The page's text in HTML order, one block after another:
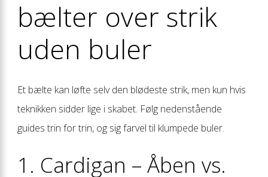
bælter over strik
uden buler
Et bælte kan løfte selv den blødeste strik, men kun hvis
teknikken sidder lige i skabet. Følg nedenstående
guides trin for trin, og sig farvel til klumpede buler.
1. Cardigan – Åben vs.